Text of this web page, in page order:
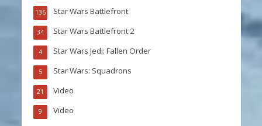
Star Wars Battlefront
136
Star Wars Battlefront 2
34
Star Wars Jedi: Fallen Order
4
Star Wars: Squadrons
5
Video
21
Video
9